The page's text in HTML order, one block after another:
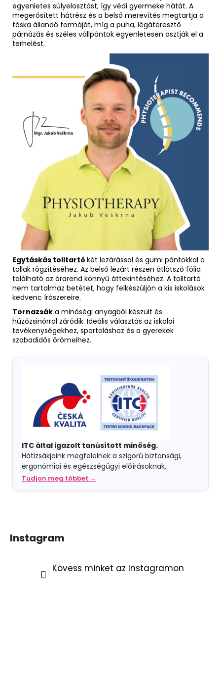
egyenletes súlyelosztást, így védi gyermeke hátát. A
megerősített hátrész és a belső merevítés megtartja a
táska állandó formáját, míg a puha, légáteresztő
párnázás és széles vállpántok egyenletesen osztják el a
terhelést.
Egytáskás tolltartó két lezárással és gumi pántokkal a
tollak rögzítéséhez. Az belső lezárt részen átlátszó fólia
található az órarend könnyű áttekintéséhez. A tolltartó
nem tartalmaz betétet, hogy felkészüljön a kis iskolások
kedvenc írószereire.
Tornazsák a minőségi anyagból készült és
húzózsinórral záródik. Ideális választás az iskolai
tevékenységekhez, sportoláshoz és a gyerekek
szabadidős örömeihez.
ITC által igazolt tanúsított minőség.
Hátizsákjaink megfelelnek a szigorú biztonsági,
ergonómiai és egészségügyi előírásoknak.
Tudjon meg többet →
Instagram
Kövess minket az Instagramon